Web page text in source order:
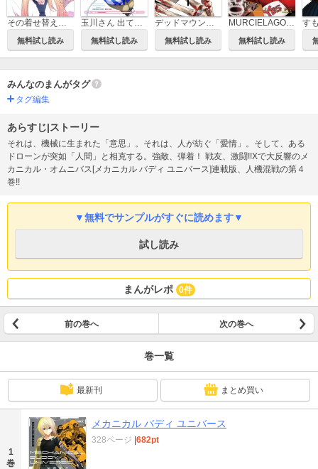
無料試し読み 無料試し読み 無料試し読み 無料試し読み
みんなのまんがタグ
タグ編集
あらすじ|ストーリー
それは、機械に生まれた「意思」。それは、人が紡ぐ「愛情」。そして、ある
ドローンが突如「人間」と相克する。強敵、弾着！ 戦友、激闘!!Xで大反響のメ
カニカル・オムニバス[メカニカル バディ ユニバース]連載版、人機混戦の第４
巻!!
▼無料でサンプルがすぐに読めます▼
試し読み
まんがレポ 0件
前の巻へ 次の巻へ
巻一覧
最新刊 まとめ買い
1
巻
メカニカル バディ ユニバース
328ページ |682pt